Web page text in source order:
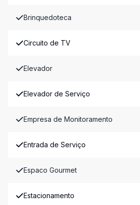
Brinquedoteca
Circuito de TV
Elevador
Elevador de Serviço
Empresa de Monitoramento
Entrada de Serviço
Espaco Gourmet
Estacionamento